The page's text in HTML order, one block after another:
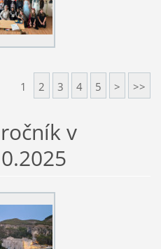
1 2 3 4 5 > >>
v